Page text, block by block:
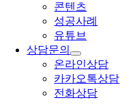
콘텐츠
성공사례
유튜브
상담문의
온라인상담
카카오톡상담
전화상담